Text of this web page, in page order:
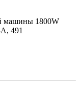
машины 1800W
491